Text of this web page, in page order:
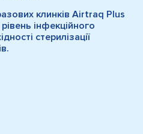
клинків Airtraq Plus
інфекційного
стерилізації